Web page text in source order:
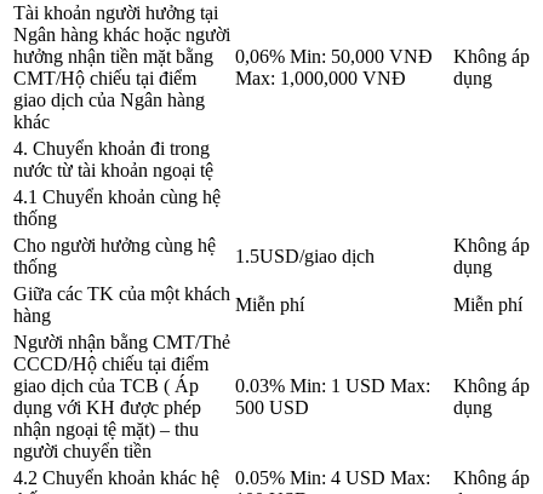
Tài khoản người hưởng tại
Ngân hàng khác hoặc người
hưởng nhận tiền mặt bằng
CMT/Hộ chiếu tại điểm
giao dịch của Ngân hàng
khác
0,06% Min: 50,000 VNĐ
Max: 1,000,000 VNĐ
Không áp
dụng
4. Chuyển khoản đi trong
nước từ tài khoản ngoại tệ
4.1 Chuyển khoản cùng hệ
thống
Cho người hưởng cùng hệ
thống
1.5USD/giao dịch
Không áp
dụng
Giữa các TK của một khách
hàng
Miễn phí
Miễn phí
Người nhận bằng CMT/Thẻ
CCCD/Hộ chiếu tại điểm
giao dịch của TCB ( Áp
dụng với KH được phép
nhận ngoại tệ mặt) – thu
người chuyển tiền
0.03% Min: 1 USD Max:
500 USD
Không áp
dụng
4.2 Chuyển khoản khác hệ
0.05% Min: 4 USD Max:
Không áp